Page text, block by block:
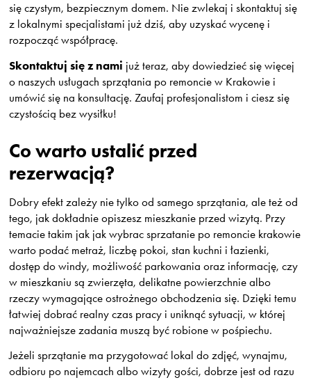
się czystym, bezpiecznym domem. Nie zwlekaj i skontaktuj się
z lokalnymi specjalistami już dziś, aby uzyskać wycenę i
rozpocząć współpracę.
Skontaktuj się z nami już teraz, aby dowiedzieć się więcej
o naszych usługach sprzątania po remoncie w Krakowie i
umówić się na konsultację. Zaufaj profesjonalistom i ciesz się
czystością bez wysiłku!
Co warto ustalić przed
rezerwacją?
Dobry efekt zależy nie tylko od samego sprzątania, ale też od
tego, jak dokładnie opiszesz mieszkanie przed wizytą. Przy
temacie takim jak jak wybrac sprzatanie po remoncie krakowie
warto podać metraż, liczbę pokoi, stan kuchni i łazienki,
dostęp do windy, możliwość parkowania oraz informację, czy
w mieszkaniu są zwierzęta, delikatne powierzchnie albo
rzeczy wymagające ostrożnego obchodzenia się. Dzięki temu
łatwiej dobrać realny czas pracy i uniknąć sytuacji, w której
najważniejsze zadania muszą być robione w pośpiechu.
Jeżeli sprzątanie ma przygotować lokal do zdjęć, wynajmu,
odbioru po najemcach albo wizyty gości, dobrze jest od razu